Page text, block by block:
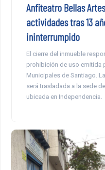
Anfiteatro Bellas
actividades tras 13
ininterrumpido
El cierre del inmueble
prohibición de uso emitida
Municipales de Santiago.
será trasladada a la sede
ubicada en Independencia.